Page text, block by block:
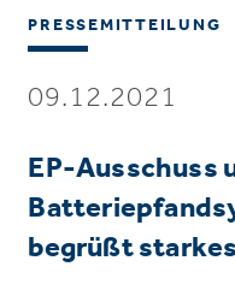
PRESSEMITTEILUNG
09.12.2021
EP-
begrüßt